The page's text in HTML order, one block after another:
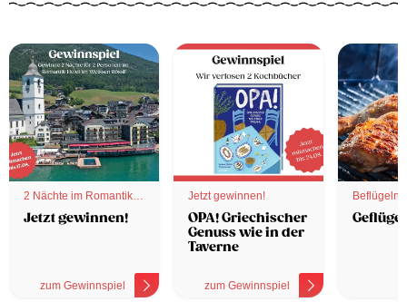
2 Nächte im Romantik
Hotel
Jetzt gewinnen!
zum Gewinnspiel
Jetzt gewinnen!
OPA! Griechischer
Genuss wie in der
Taverne
zum Gewinnspiel